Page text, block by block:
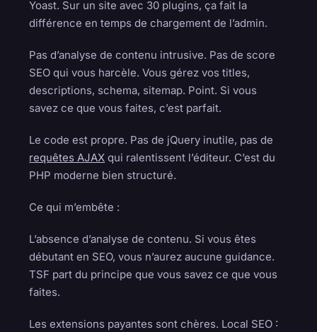
Yoast. Sur un site avec 30 plugins, ça fait la
différence en temps de chargement de l’admin.
Pas d’analyse de contenu intrusive. Pas de score
SEO qui vous harcèle. Vous gérez vos titles,
descriptions, schema, sitemap. Point. Si vous
savez ce que vous faites, c’est parfait.
Le code est propre. Pas de jQuery inutile, pas de
requêtes AJAX qui ralentissent l’éditeur. C’est du
PHP moderne bien structuré.
Ce qui m’embête :
L’absence d’analyse de contenu. Si vous êtes
débutant en SEO, vous n’aurez aucune guidance.
TSF part du principe que vous savez ce que vous
faites.
Les extensions payantes sont chères. Local SEO :